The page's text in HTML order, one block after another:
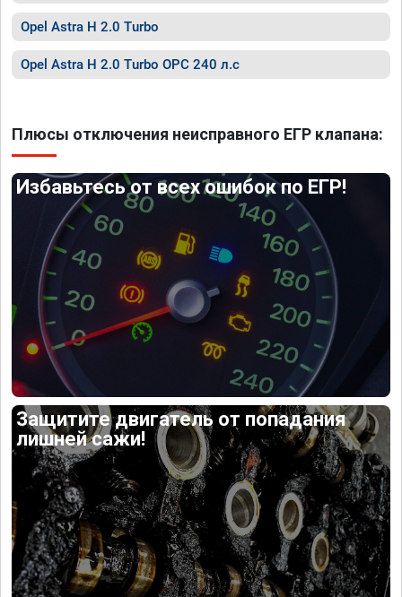
Opel Astra H 2.0 Turbo
Opel Astra H 2.0 Turbo OPC 240 л.с
Плюсы отключения неисправного ЕГР клапана:
Избавьтесь от всех ошибок по ЕГР!
Защитите двигатель от попадания
лишней сажи!